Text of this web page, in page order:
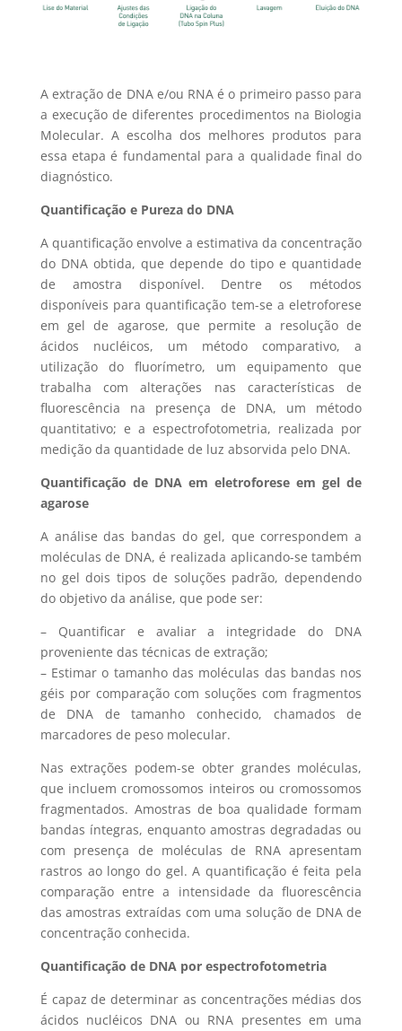
A extração de DNA e/ou RNA é o primeiro passo para
a execução de diferentes procedimentos na Biologia
Molecular. A escolha dos melhores produtos para
essa etapa é fundamental para a qualidade final do
diagnóstico.
Quantificação e Pureza do DNA
A quantificação envolve a estimativa da concentração
do DNA obtida, que depende do tipo e quantidade
de amostra disponível. Dentre os métodos
disponíveis para quantificação tem-se a eletroforese
em gel de agarose, que permite a resolução de
ácidos nucléicos, um método comparativo, a
utilização do fluorímetro, um equipamento que
trabalha com alterações nas características de
fluorescência na presença de DNA, um método
quantitativo; e a espectrofotometria, realizada por
medição da quantidade de luz absorvida pelo DNA.
Quantificação de DNA em eletroforese em gel de
agarose
A análise das bandas do gel, que correspondem a
moléculas de DNA, é realizada aplicando-se também
no gel dois tipos de soluções padrão, dependendo
do objetivo da análise, que pode ser:
– Quantificar e avaliar a integridade do DNA
proveniente das técnicas de extração;
– Estimar o tamanho das moléculas das bandas nos
géis por comparação com soluções com fragmentos
de DNA de tamanho conhecido, chamados de
marcadores de peso molecular.
Nas extrações podem-se obter grandes moléculas,
que incluem cromossomos inteiros ou cromossomos
fragmentados. Amostras de boa qualidade formam
bandas íntegras, enquanto amostras degradadas ou
com presença de moléculas de RNA apresentam
rastros ao longo do gel. A quantificação é feita pela
comparação entre a intensidade da fluorescência
das amostras extraídas com uma solução de DNA de
concentração conhecida.
Quantificação de DNA por espectrofotometria
É capaz de determinar as concentrações médias dos
ácidos nucléicos DNA ou RNA presentes em uma